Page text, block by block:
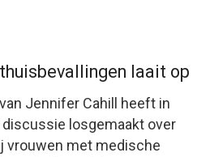
laait op
Jennifer Cahill heeft in
discussie losgemaakt over
vrouwen met medische